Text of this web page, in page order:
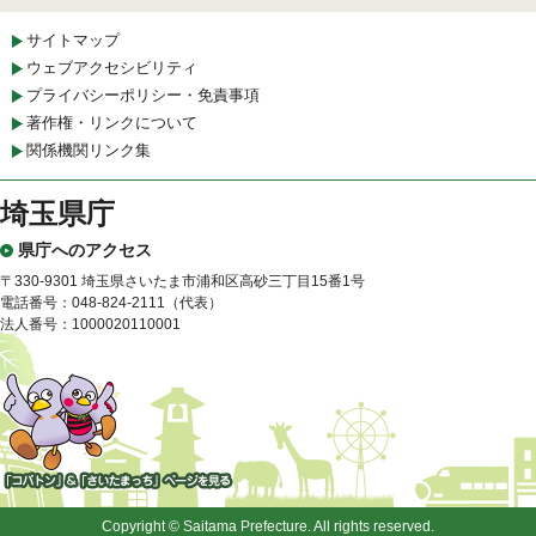
サイトマップ
ウェブアクセシビリティ
プライバシーポリシー・免責事項
著作権・リンクについて
関係機関リンク集
埼玉県庁
県庁へのアクセス
〒330-9301 埼玉県さいたま市浦和区高砂三丁目15番1号
電話番号：048-824-2111（代表）
法人番号：1000020110001
「コバトン」&「さいたまっ
Copyright © Saitama Prefecture. All rights reserved.